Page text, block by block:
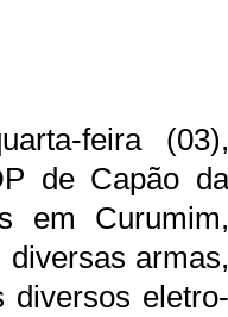
feira (03),
de Capão da
em Curumim,
armas,
diversos eletro-